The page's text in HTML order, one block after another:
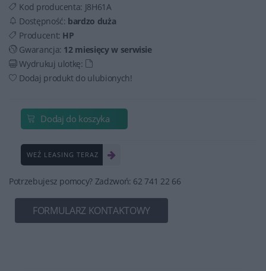
Kod producenta: J8H61A
Dostępność: bardzo duża
Producent: HP
Gwarancja: 12 miesięcy w serwisie
Wydrukuj ulotkę:
Dodaj produkt do ulubionych!
Dodaj do koszyka
WEŹ LEASING TERAZ
Potrzebujesz pomocy? Zadzwoń: 62 741 22 66
FORMULARZ KONTAKTOWY